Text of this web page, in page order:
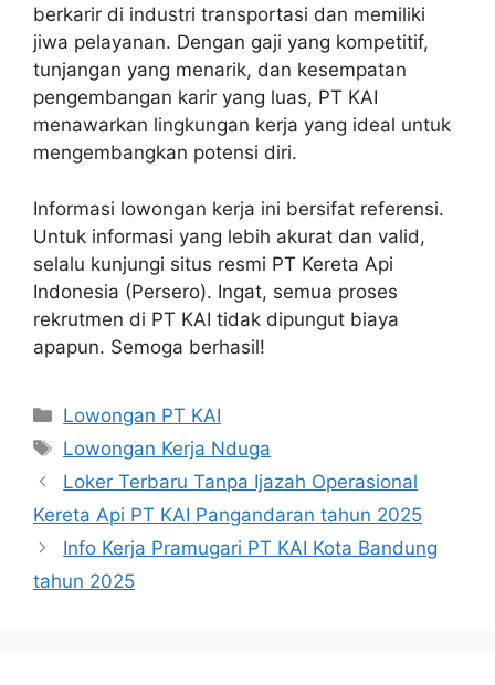
berkarir di industri transportasi dan memiliki
jiwa pelayanan. Dengan gaji yang kompetitif,
tunjangan yang menarik, dan kesempatan
pengembangan karir yang luas, PT KAI
menawarkan lingkungan kerja yang ideal untuk
mengembangkan potensi diri.
Informasi lowongan kerja ini bersifat referensi.
Untuk informasi yang lebih akurat dan valid,
selalu kunjungi situs resmi PT Kereta Api
Indonesia (Persero). Ingat, semua proses
rekrutmen di PT KAI tidak dipungut biaya
apapun. Semoga berhasil!
Categories
Lowongan PT KAI
Tags
Lowongan Kerja Nduga
Loker Terbaru Tanpa Ijazah Operasional
Kereta Api PT KAI Pangandaran tahun 2025
Info Kerja Pramugari PT KAI Kota Bandung
tahun 2025